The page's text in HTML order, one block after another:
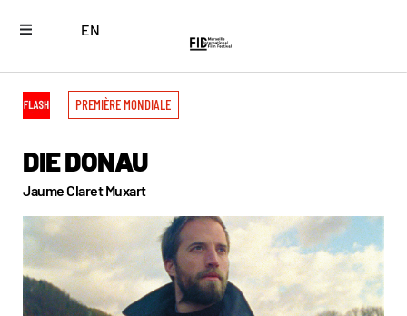
EN
PREMIÈRE MONDIALE
DIE DONAU
Jaume Claret Muxart